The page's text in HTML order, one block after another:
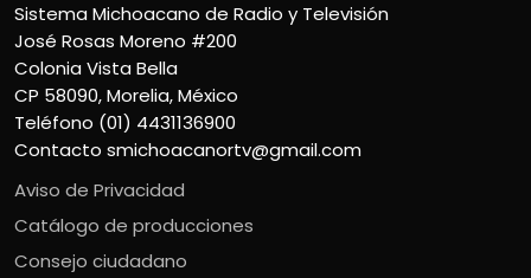
Sistema Michoacano de Radio y Televisión
José Rosas Moreno #200
Colonia Vista Bella
CP 58090, Morelia, México
Teléfono (01) 4431136900
Contacto smichoacanortv@gmail.com
Aviso de Privacidad
Catálogo de producciones
Consejo ciudadano